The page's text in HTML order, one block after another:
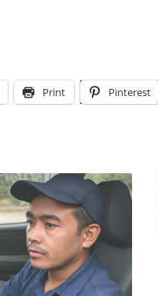
Print Pinterest